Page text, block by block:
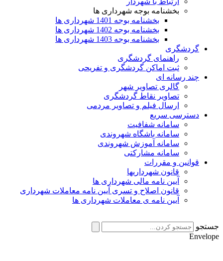
بخشنامه بوجه شهرداری ها
بخشنامه بوجه 1401 شهرداری ها
بخشنامه بوجه 1402 شهرداری ها
بخشنامه بوجه 1403 شهرداری ها
گردشگری
راهنمای گردشگری
ثبت اماکن گردشگری و تفریحی
چند رسانه ای
گالری تصاویر شهر
تصاویر نقاط گردشگری
ارسال فیلم و تصاویر مردمی
دسترسی سریع
سامانه شفافیت
سامانه باشگاه شهروندی
سامانه آموزش شهروندی
سامانه مشارکتی
قوانین و مقررات
قانون شهرداریها
آیین نامه مالی شهرداری ها
قانون اصلاح و تسری آیین نامه معاملات شهرداری
آیین نامه ی معاملات شهرداری ها
جستجو
Envelope